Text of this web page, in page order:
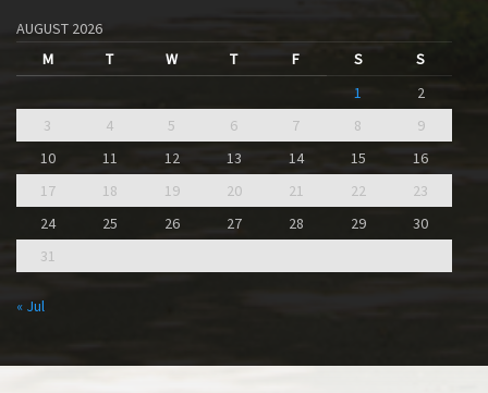
AUGUST 2026
M
T W T F S
S
1
2
3
4 5 6 7 8
9
10
11 12 13 14 15
16
17
18 19 20 21 22
23
24
25 26 27 28 29
30
31
« Jul